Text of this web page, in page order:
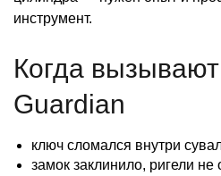
инструмент.
Когда
Guardian
ключ сломался внутри
замок заклинило, ригели не